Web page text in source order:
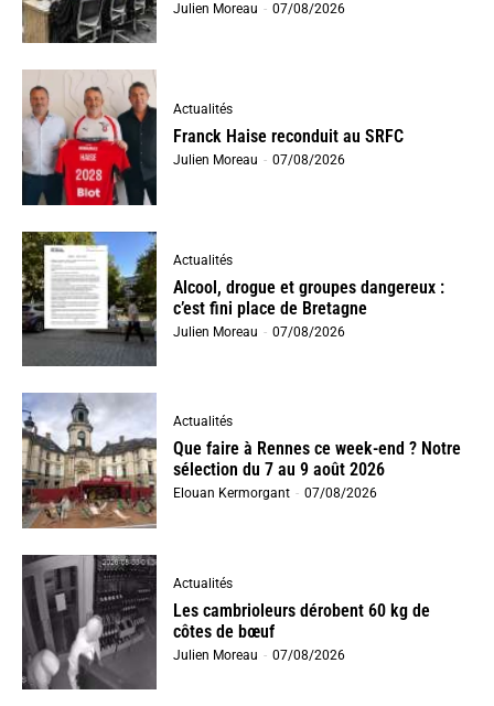
Julien Moreau - 07/08/2026
Actualités
Franck Haise reconduit au SRFC
Julien Moreau - 07/08/2026
Actualités
Alcool, drogue et groupes dangereux :
c’est fini place de Bretagne
Julien Moreau - 07/08/2026
Actualités
Que faire à Rennes ce week-end ? Notre
sélection du 7 au 9 août 2026
Elouan Kermorgant - 07/08/2026
Actualités
Les cambrioleurs dérobent 60 kg de
côtes de bœuf
Julien Moreau - 07/08/2026